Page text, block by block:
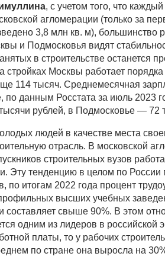
, с учетом того, что
агломерации (только за
3,8 млн кв. м), большинство
и Подмосковья видят
в строительстве останется
стройках Москвы работает
114 тысяч. Среднемесячная
по данным Росстата за июль 2023
рублей, в Подмосковье — 72
людей в качестве места
отрасль. В московской
строительных вузов
Эту тенденцию в целом по России
по итогам 2022 года процент
высших учебных
составляет свыше 90%. В этом
одним из лидеров в российской
платы, то у рабочих
по стране она выросла на